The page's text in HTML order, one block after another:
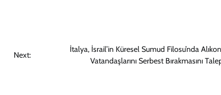
Next:
İtalya, İsrail’in Küresel Sumud Filosu’nda
Vatandaşlarını Serbest Bırakmasını